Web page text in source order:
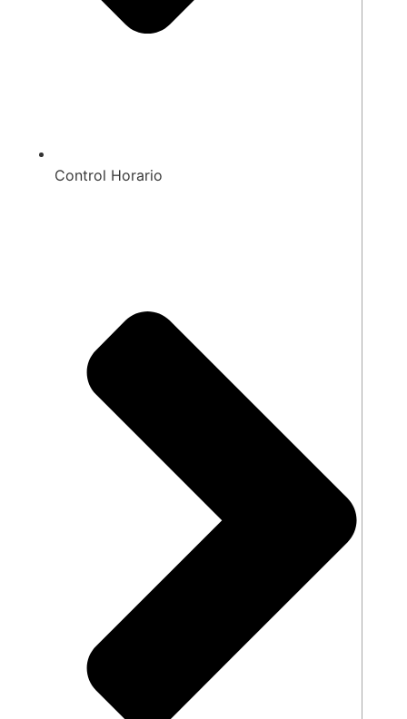
Control Horario